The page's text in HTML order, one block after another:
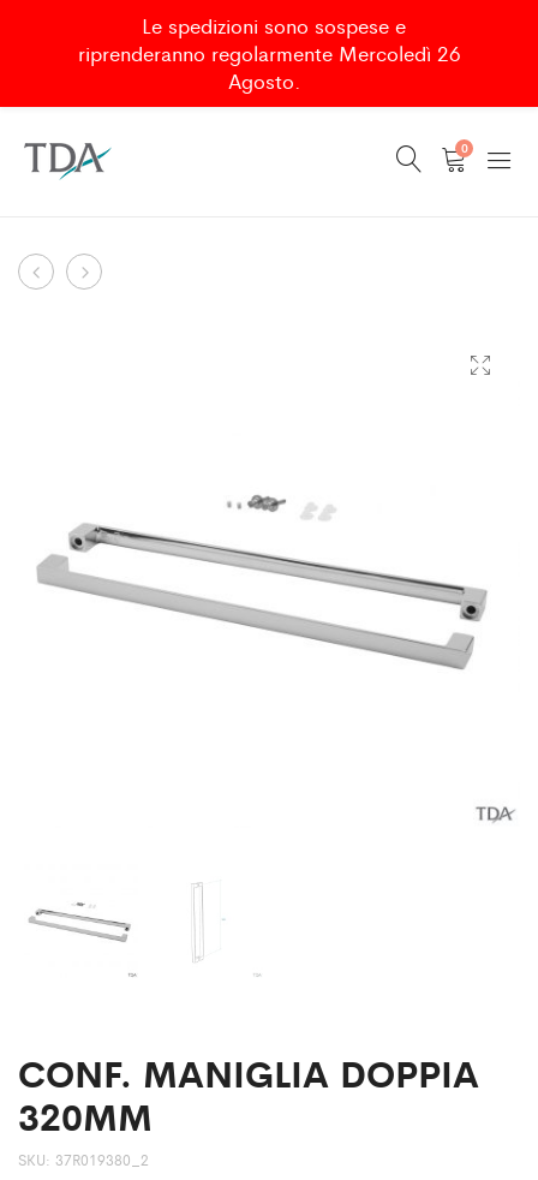
0
Navigazione
KIT
PIATTI
DOCCIA
CONF.
CONF. MANIGLIA DOPPIA
320MM
SKU: 37R019380_2
Le spedizioni sono sospese e
riprenderanno regolarmente Mercoledì 26
Agosto.